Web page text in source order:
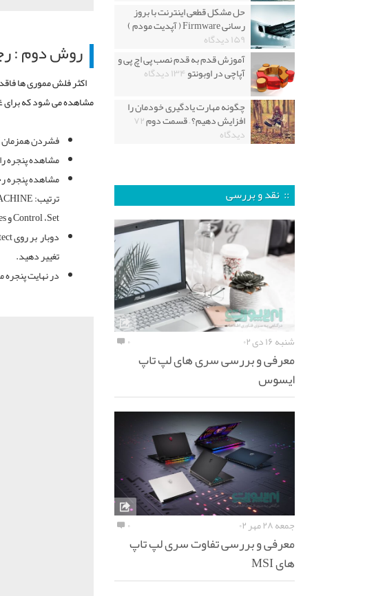
روش دوم :
مشاهده می شود که برای
فشردن
مشاهده پنجره
مشاهده پنجره
ترتیب:
Set،Controlو
دوبار بر روی
تغییر دهید.
در نهایت پنجره
حل مشکل قطعی اینترنت با بروز
رسانی Firmware ( آپدیت مودم )
۱۵۹ دیدگاه
آموزش قدم به قدم نصب پی اچ پی و
آپاچی در اوبونتو۱۳۴ دیدگاه
چگونه مهارت یادگیری خودمان را
افزایش دهیم؟ – قسمت دوم۷۲
دیدگاه
:: نقد و بررسی
شنبه ۱۶ دی ۰۲ ۰
معرفی و بررسی سری های لپ تاپ
ایسوس
جمعه ۲۸ مهر ۰۲ ۰
معرفی و بررسی تفاوت سری لپ تاپ
های MSI